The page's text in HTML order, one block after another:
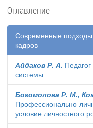
Оглавление
Современные подходы
кадров
Айдаков Р. А.
системы
Богомолова Р. М.,
Профессионально-
условие личностного